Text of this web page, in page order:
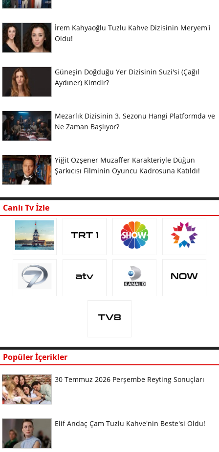
İrem Kahyaoğlu Tuzlu Kahve Dizisinin Meryem'i
Oldu!
Güneşin Doğduğu Yer Dizisinin Suzi'si (Çağıl
Aydıner) Kimdir?
Mezarlık Dizisinin 3. Sezonu Hangi Platformda ve
Ne Zaman Başlıyor?
Yiğit Özşener Muzaffer Karakteriyle Düğün
Şarkıcısı Filminin Oyuncu Kadrosuna Katıldı!
Canlı Tv İzle
Popüler İçerikler
30 Temmuz 2026 Perşembe Reyting Sonuçları
Elif Andaç Çam Tuzlu Kahve'nin Beste'si Oldu!